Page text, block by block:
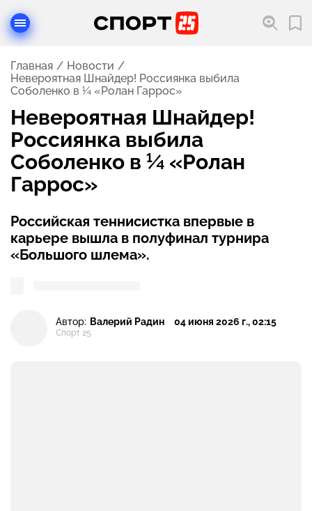
Главная
Новости
Невероятная Шнайдер! Россиянка выбила
Соболенко в ¼ «Ролан Гаррос»
Невероятная Шнайдер!
Россиянка выбила
Соболенко в ¼ «Ролан
Гаррос»
Российская теннисистка впервые в
карьере вышла в полуфинал турнира
«Большого шлема».
Автор: Валерий Радин
Спорт 25
04 июня 2026 г., 02:15